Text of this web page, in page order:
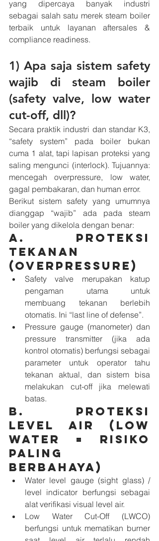
yang dipercaya banyak industri
sebagai salah satu merek steam boiler
terbaik untuk layanan aftersales &
compliance readiness.
1) Apa saja sistem safety
wajib di steam boiler
(safety valve, low water
cut-off, dll)?
Secara praktik industri dan standar K3,
“safety system” pada boiler bukan
cuma 1 alat, tapi lapisan proteksi yang
saling mengunci (interlock). Tujuannya:
mencegah overpressure, low water,
gagal pembakaran, dan human error.
Berikut sistem safety yang umumnya
dianggap “wajib” ada pada steam
boiler yang dikelola dengan benar:
A. Proteksi
tekanan
(overpressure)
Safety valve merupakan katup
pengaman utama untuk
membuang tekanan berlebih
otomatis. Ini “last line of defense”.
Pressure gauge (manometer) dan
pressure transmitter (jika ada
kontrol otomatis) berfungsi sebagai
parameter untuk operator tahu
tekanan aktual, dan sistem bisa
melakukan cut-off jika melewati
batas.
B. Proteksi
level air (low
water = risiko
paling
berbahaya)
Water level gauge (sight glass) /
level indicator berfungsi sebagai
alat verifikasi visual level air.
Low Water Cut-Off (LWCO)
berfungsi untuk mematikan burner